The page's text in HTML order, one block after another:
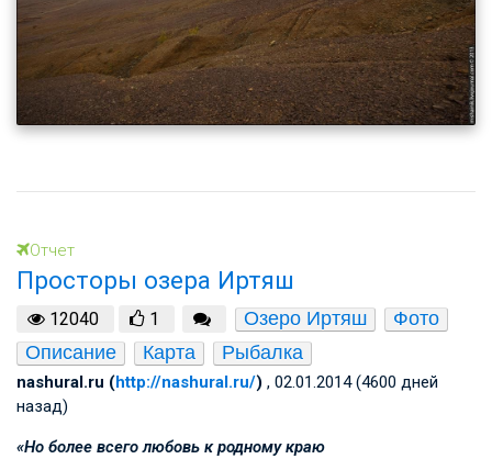
Отчет
Просторы озера Иртяш
12040 1 Озеро Иртяш
Фото
Описание
Карта Рыбалка
nashural.ru (http://nashural.ru/) , 02.01.2014 (4600 дней
назад)
«Но более всего любовь к родному краю